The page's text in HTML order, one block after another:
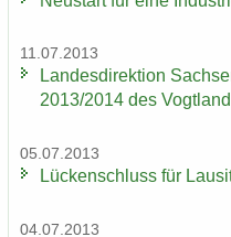
11.07.2013
Lan­des­di­rek­ti­on
2013/2014 des
05.07.2013
Lü­cken­schluss für
04.07.2013